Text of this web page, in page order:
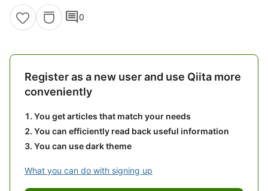
comment0
Register as a new user and use Qiita more
conveniently
You get articles that match your needs
You can efficiently read back useful information
You can use dark theme
What you can do with signing up